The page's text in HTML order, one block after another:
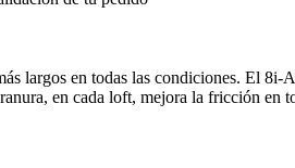
largos en todas las condiciones. El
en cada loft, mejora la fricción en